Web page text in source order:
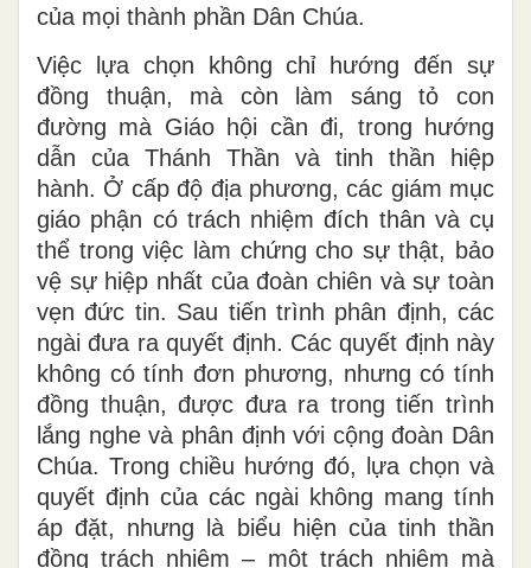
của mọi thành phần Dân Chúa.
Việc lựa chọn không chỉ hướng đến sự
đồng thuận, mà còn làm sáng tỏ con
đường mà Giáo hội cần đi, trong hướng
dẫn của Thánh Thần và tinh thần hiệp
hành. Ở cấp độ địa phương, các giám mục
giáo phận có trách nhiệm đích thân và cụ
thể trong việc làm chứng cho sự thật, bảo
vệ sự hiệp nhất của đoàn chiên và sự toàn
vẹn đức tin. Sau tiến trình phân định, các
ngài đưa ra quyết định. Các quyết định này
không có tính đơn phương, nhưng có tính
đồng thuận, được đưa ra trong tiến trình
lắng nghe và phân định với cộng đoàn Dân
Chúa. Trong chiều hướng đó, lựa chọn và
quyết định của các ngài không mang tính
áp đặt, nhưng là biểu hiện của tinh thần
đồng trách nhiệm – một trách nhiệm mà